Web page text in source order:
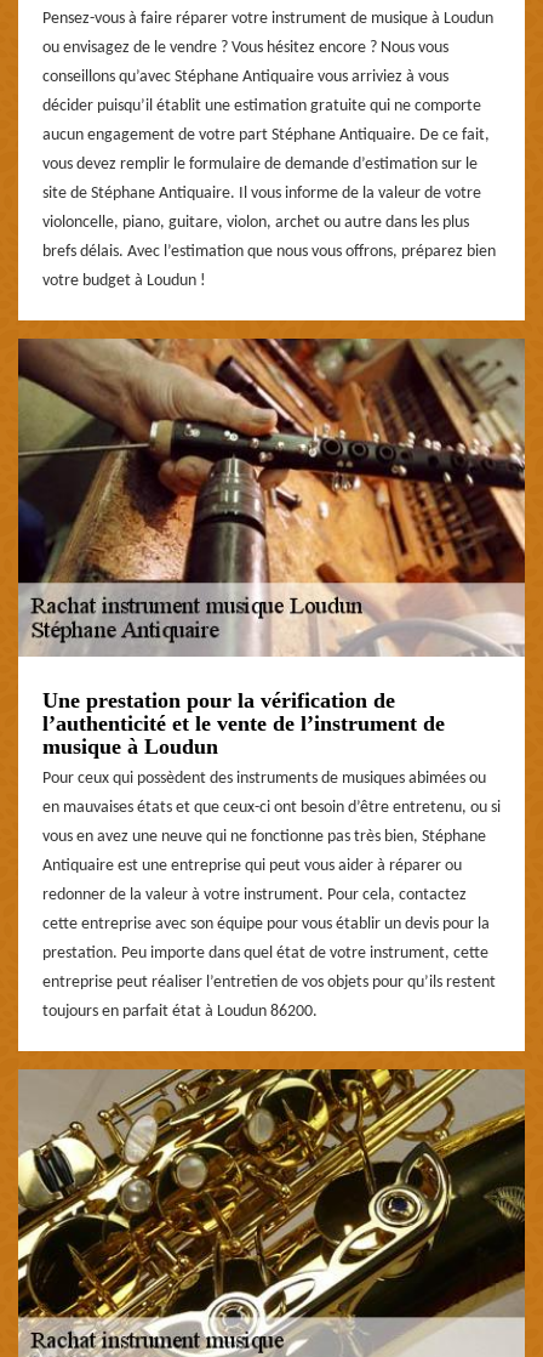
Pensez-vous à faire réparer votre instrument de musique à Loudun
ou envisagez de le vendre ? Vous hésitez encore ? Nous vous
conseillons qu’avec Stéphane Antiquaire vous arriviez à vous
décider puisqu’il établit une estimation gratuite qui ne comporte
aucun engagement de votre part Stéphane Antiquaire. De ce fait,
vous devez remplir le formulaire de demande d’estimation sur le
site de Stéphane Antiquaire. Il vous informe de la valeur de votre
violoncelle, piano, guitare, violon, archet ou autre dans les plus
brefs délais. Avec l’estimation que nous vous offrons, préparez bien
votre budget à Loudun !
Une prestation pour la vérification de
l’authenticité et le vente de l’instrument de
musique à Loudun
Pour ceux qui possèdent des instruments de musiques abimées ou
en mauvaises états et que ceux-ci ont besoin d’être entretenu, ou si
vous en avez une neuve qui ne fonctionne pas très bien, Stéphane
Antiquaire est une entreprise qui peut vous aider à réparer ou
redonner de la valeur à votre instrument. Pour cela, contactez
cette entreprise avec son équipe pour vous établir un devis pour la
prestation. Peu importe dans quel état de votre instrument, cette
entreprise peut réaliser l’entretien de vos objets pour qu’ils restent
toujours en parfait état à Loudun 86200.